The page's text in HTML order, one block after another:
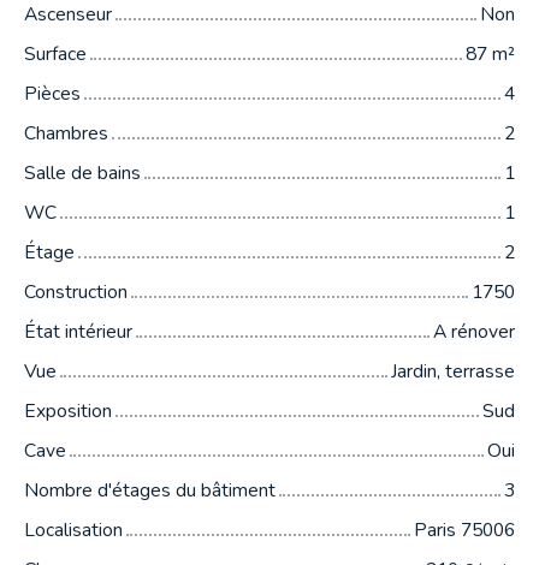
Ascenseur
Non
Surface
87m²
Pièces
4
Chambres
2
Salle de bains
1
WC
1
Étage
2
Construction
1750
État intérieur
A rénover
Vue
Jardin, terrasse
Exposition
Sud
Cave
Oui
Nombre d'étages du bâtiment
3
Localisation
Paris 75006